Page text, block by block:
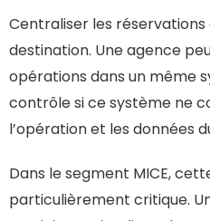
Centraliser les
destination. Une agence
opérations dans un même
contrôle si ce système ne
l’opération et les données
Dans le segment MICE,
particulièrement critique.